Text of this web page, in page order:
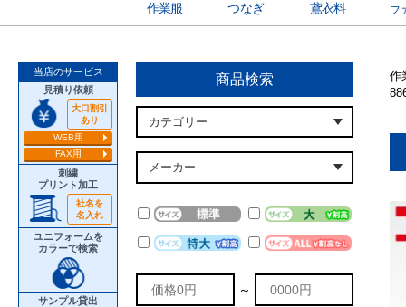
作業服 つなぎ 鳶衣料 フ
当店のサービス
見積り依頼
大口割引
あり
WEB用
FAX用
刺繍
プリント加工
社名を
名入れ
ユニフォームを
カラーで検索
サンプル貸出
商品検索
～
作